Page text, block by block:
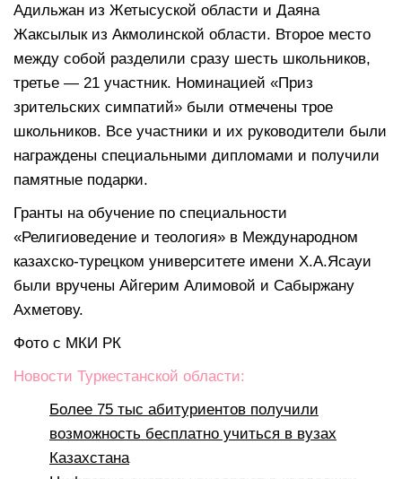
Адильжан из Жетысуской области и Даяна
Жаксылык из Акмолинской области. Второе место
между собой разделили сразу шесть школьников,
третье — 21 участник. Номинацией «Приз
зрительских симпатий» были отмечены трое
школьников. Все участники и их руководители были
награждены специальными дипломами и получили
памятные подарки.
Гранты на обучение по специальности
«Религиоведение и теология» в Международном
казахско-турецком университете имени Х.А.Ясауи
были вручены Айгерим Алимовой и Сабыржану
Ахметову.
Фото с МКИ РК
Новости Туркестанской области:
Более 75 тыс абитуриентов получили
возможность бесплатно учиться в вузах
Казахстана